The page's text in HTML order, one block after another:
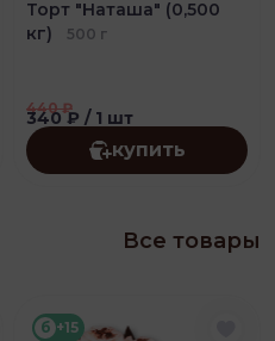
Торт "Наташа" (0,500
кг)
500 г
440₽
340 ₽ / 1 шт
купить
Все товары
б +15